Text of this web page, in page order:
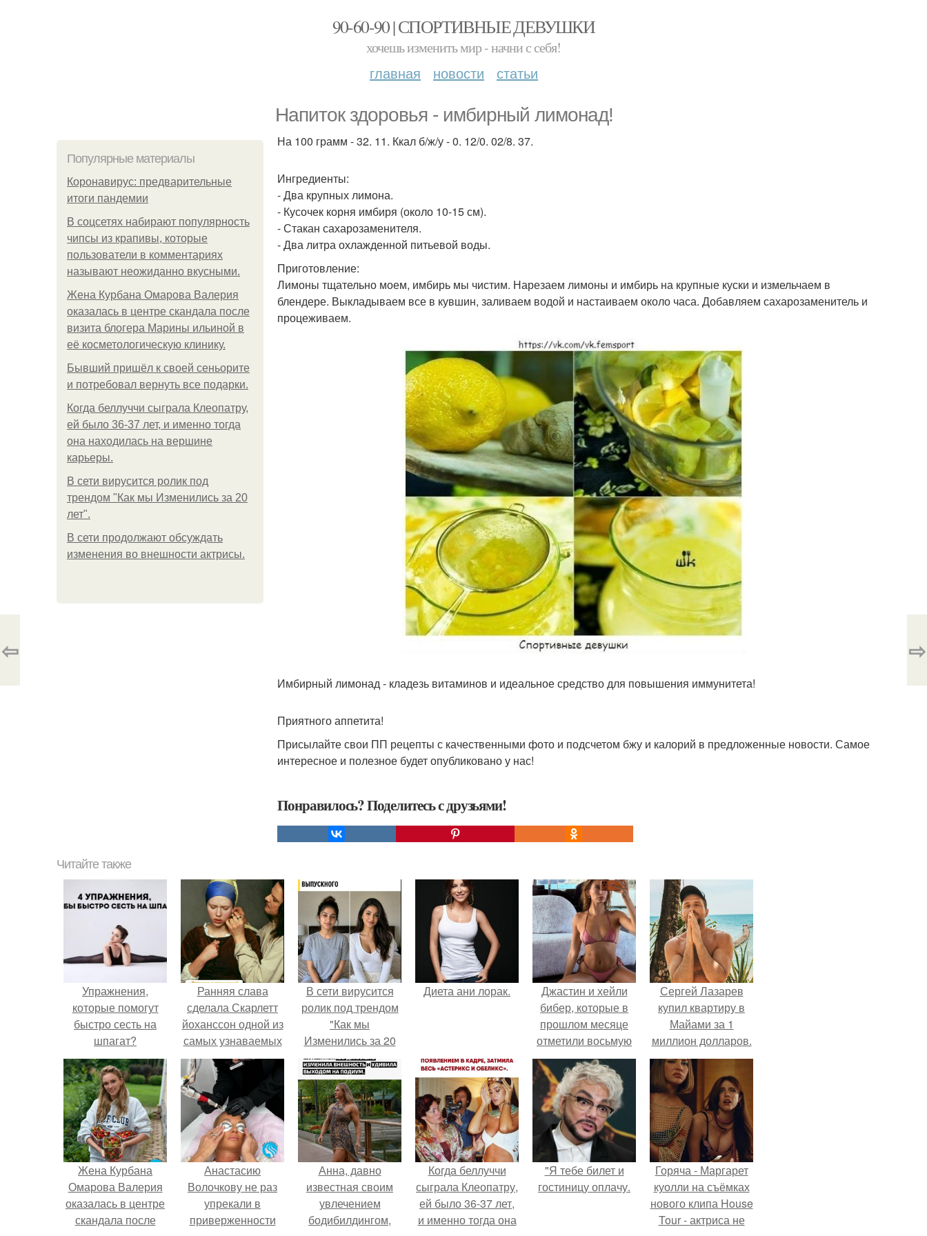
90-60-90 | СПОРТИВНЫЕ ДЕВУШКИ
хочешь изменить мир - начни с себя!
главная новости статьи
Напиток здоровья - имбирный лимонад!
Популярные материалы
Коронавирус: предварительные
итоги пандемии
В соцсетях набирают популярность
чипсы из крапивы, которые
пользователи в комментариях
называют неожиданно вкусными.
Жена Курбана Омарова Валерия
оказалась в центре скандала после
визита блогера Марины ильиной в
её косметологическую клинику.
Бывший пришёл к своей сеньорите
и потребовал вернуть все подарки.
Когда беллуччи сыграла Клеопатру,
ей было 36-37 лет, и именно тогда
она находилась на вершине
карьеры.
В сети вирусится ролик под
трендом "Как мы Изменились за 20
лет".
В сети продолжают обсуждать
изменения во внешности актрисы.
На 100 грамм - 32. 11. Ккал б/ж/у - 0. 12/0. 02/8. 37.
Ингредиенты:
- Два крупных лимона.
- Кусочек корня имбиря (около 10-15 см).
- Стакан сахарозаменителя.
- Два литра охлажденной питьевой воды.
Приготовление:
Лимоны тщательно моем, имбирь мы чистим. Нарезаем лимоны и имбирь на крупные куски и измельчаем в
блендере. Выкладываем все в кувшин, заливаем водой и настаиваем около часа. Добавляем сахарозаменитель и
процеживаем.
Имбирный лимонад - кладезь витаминов и идеальное средство для повышения иммунитета!
Приятного аппетита!
Присылайте свои ПП рецепты с качественными фото и подсчетом бжу и калорий в предложенные новости. Самое
интересное и полезное будет опубликовано у нас!
Понравилось? Поделитесь с друзьями!
⇦ ⇨
Читайте также
Упражнения,
которые помогут
быстро сесть на
шпагат?
Ранняя слава
сделала Скарлетт
йоханссон одной из
самых узнаваемых
актрис голливуда,
но за глянцевым
фасадом
скрывалась
огромная
неуверенность.
В сети вирусится
ролик под трендом
"Как мы
Изменились за 20
лет".
Диета ани лорак.
Джастин и хейли
бибер, которые в
прошлом месяце
отметили восьмую
годовщину
помолвки, показали
новые фото с
совместного
отдыха.
Сергей Лазарев
купил квартиру в
Майами за 1
миллион долларов.
Жена Курбана
Омарова Валерия
оказалась в центре
скандала после
Анастасию
Волочкову не раз
упрекали в
приверженности
Анна, давно
известная своим
увлечением
бодибилдингом,
Когда беллуччи
сыграла Клеопатру,
ей было 36-37 лет,
и именно тогда она
"Я тебе билет и
гостиницу оплачу.
Горяча - Маргарет
куолли на съёмках
нового клипа House
Tour - актриса не